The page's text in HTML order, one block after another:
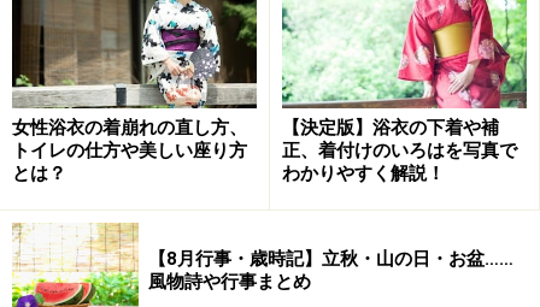
性のことをたとえたことわざ
「立てば芍薬 座れば牡丹 歩
く姿は百合の花」です。なぜこれらの花が選ばれたの
か。その理由から、美人の本質をさぐってみましょう。
女性浴衣の着崩れの直し方、
トイレの仕方や美しい座り方
とは？
【決定版】浴衣の下着や補
正、着付けのいろはを写真で
わかりやすく解説！
【8月行事・歳時記】立秋・山の日・お盆……
風物詩や行事まとめ